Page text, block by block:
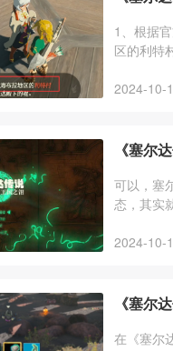
1、根据
区的利特
2024-10-
《塞尔
可以，塞
态，其实
2024-10-
《塞尔
在《塞尔